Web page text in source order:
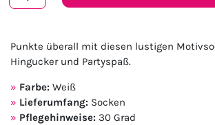
Punkte überall mit diesen lustigen
Hingucker und Partyspaß.
Farbe: Weiß
Lieferumfang: Socken
Pflegehinweise: 30 Grad